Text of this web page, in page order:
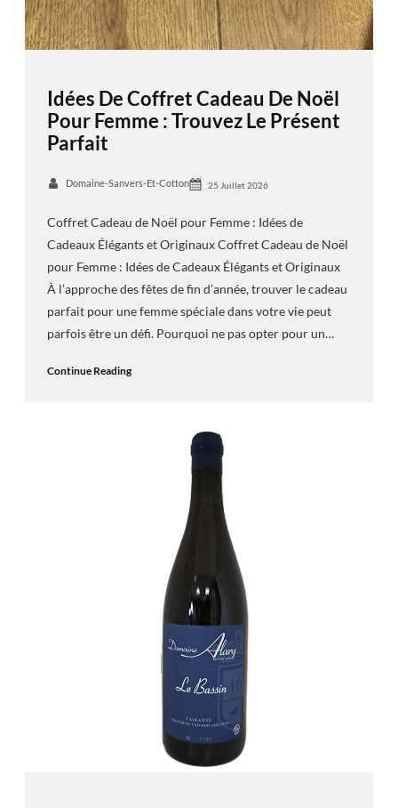
Idées De Coffret Cadeau De Noël
Pour Femme : Trouvez Le Présent
Parfait
Domaine-Sanvers-Et-Cotton 25 Juillet 2026
Coffret Cadeau de Noël pour Femme : Idées de
Cadeaux Élégants et Originaux Coffret Cadeau de Noël
pour Femme : Idées de Cadeaux Élégants et Originaux
À l’approche des fêtes de fin d’année, trouver le cadeau
parfait pour une femme spéciale dans votre vie peut
parfois être un défi. Pourquoi ne pas opter pour un…
Continue Reading